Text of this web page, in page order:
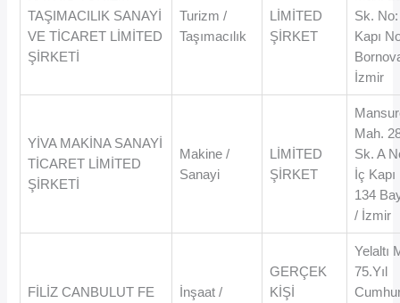
TAŞIMACILIK SANAYİ
VE TİCARET LİMİTED
ŞİRKETİ
Turizm /
Taşımacılık
LİMİTED
ŞİRKET
Sk.
Kapı
İzmir
YİVA MAKİNA SANAYİ
TİCARET LİMİTED
ŞİRKETİ
Makine /
Sanayi
LİMİTED
ŞİRKET
Mah.
Sk. A
İç
134
/ İzmir
FİLİZ CANBULUT FE
İnşaat /
GERÇEK
KİŞİ
Yelaltı
75.Yıl